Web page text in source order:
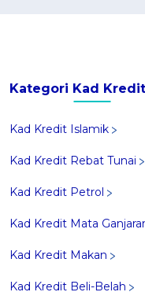
Kategori Kad
Kad Kredit Islamik
Kad Kredit Rebat Tunai
Kad Kredit Petrol
Kad Kredit Mata
Kad Kredit Makan
Kad Kredit Beli-Belah